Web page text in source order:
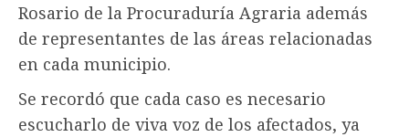
Rosario de la Procuraduría Agraria además
de representantes de las áreas relacionadas
en cada municipio.
Se recordó que cada caso es necesario
escucharlo de viva voz de los afectados, ya